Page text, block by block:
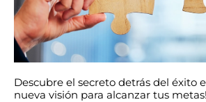
Descubre el secreto detrás del éxito
nueva visión para alcanzar tus metas!